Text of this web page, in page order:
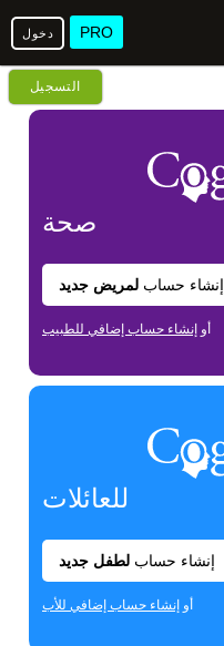
PRO دخول
التسجيل
صحة
إنشاء حسابلمريض جديد
أو إنشاء حساب إضافي للطبيب
للعائلات
إنشاء حسابلطفل جديد
أوإنشاء حساب إضافي للأب